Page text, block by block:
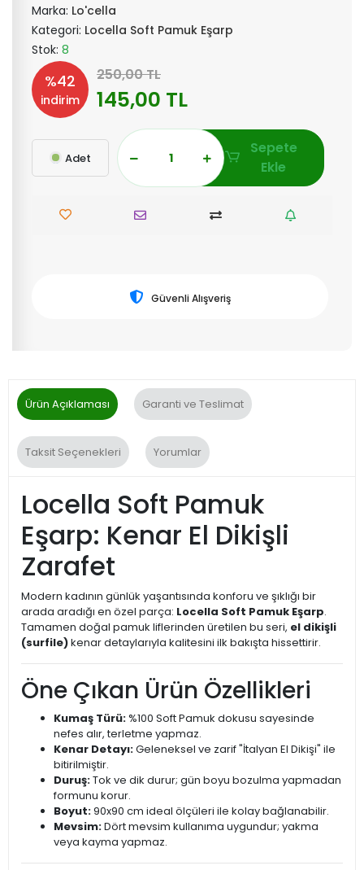
Marka: Lo'cella
Kategori: Locella Soft Pamuk Eşarp
Stok: 8
%42
indirim
250,00 TL
145,00 TL
Adet
Sepete
Ekle
Güvenli Alışveriş
Ürün Açıklaması Garanti ve Teslimat
Taksit Seçenekleri Yorumlar
Locella Soft Pamuk
Eşarp: Kenar El Dikişli
Zarafet
Modern kadının günlük yaşantısında konforu ve şıklığı bir
arada aradığı en özel parça: Locella Soft Pamuk Eşarp.
Tamamen doğal pamuk liflerinden üretilen bu seri, el dikişli
(surfile)kenar detaylarıyla kalitesini ilk bakışta hissettirir.
Öne Çıkan Ürün Özellikleri
Kumaş Türü: %100 Soft Pamuk dokusu sayesinde
nefes alır, terletme yapmaz.
Kenar Detayı:Geleneksel ve zarif "İtalyan El Dikişi" ile
bitirilmiştir.
Duruş:Tok ve dik durur; gün boyu bozulma yapmadan
formunu korur.
Boyut:90x90 cm ideal ölçüleri ile kolay bağlanabilir.
Mevsim:Dört mevsim kullanıma uygundur; yakma
veya kayma yapmaz.